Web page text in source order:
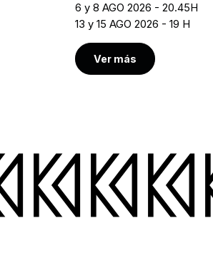
6 y 8 AGO 2026 - 20.45H
13 y 15 AGO 2026 - 19 H
Ver más